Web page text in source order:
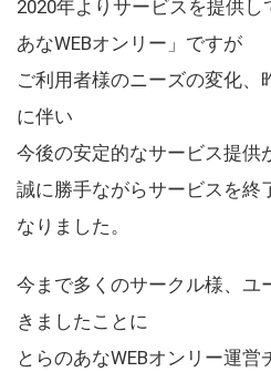
2020年よりサービスを提供
あなWEBオンリー」ですが
ご利用者様のニーズの変化、
に伴い
今後の安定的なサービス提供
誠に勝手ながらサービスを終
なりました。
今まで多くのサークル様、ユ
きましたことに
とらのあなWEBオンリー運